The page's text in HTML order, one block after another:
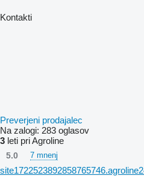
Kontakti
Preverjeni prodajalec
Na zalogi: 283 oglasov
3 leti pri Agroline
5.0 7 mnenj